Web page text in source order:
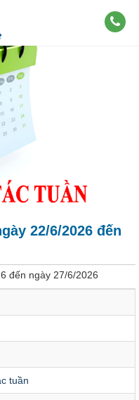
22/6/2026 đến
đến ngày 27/6/2026
tuần